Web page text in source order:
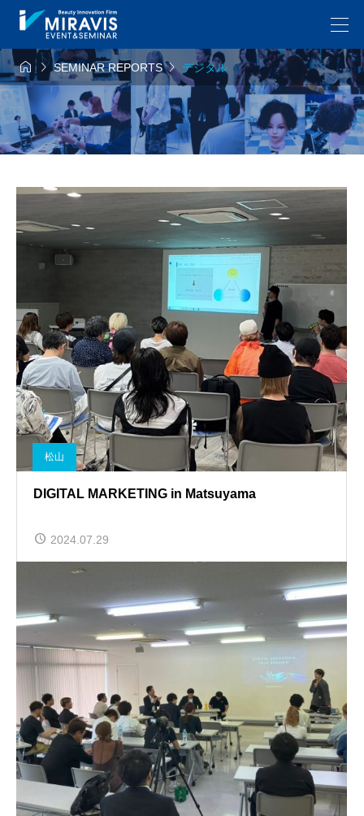
SEMINAR REPORTSデジタル
松山
DIGITAL MARKETING in Matsuyama
2024.07.29